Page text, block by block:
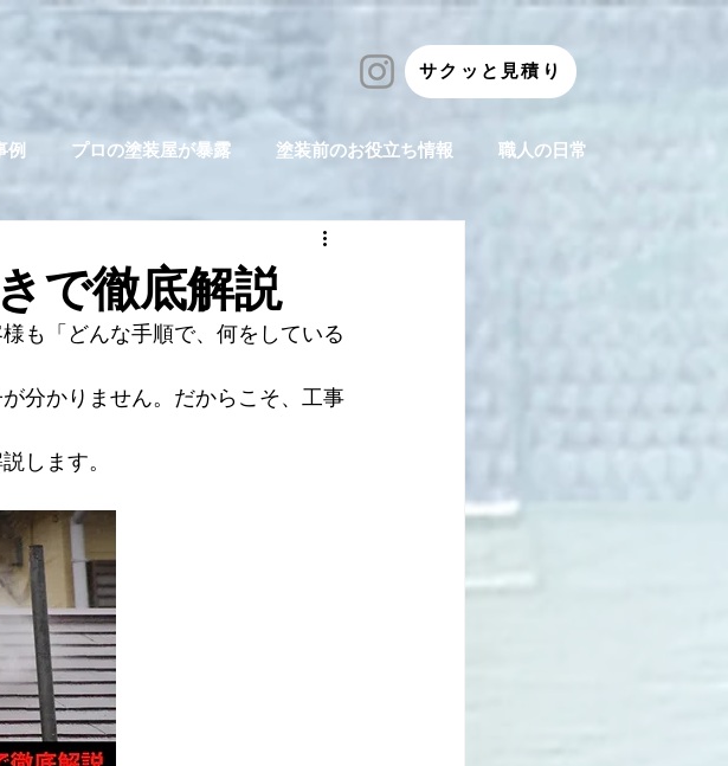
サクッと見積り
例 プロの塗装屋が暴露 塗装前のお役立ち情報 職人の日常
で徹底解説
も「どんな手順で、何をしている
分かりません。だからこそ、工事
します。